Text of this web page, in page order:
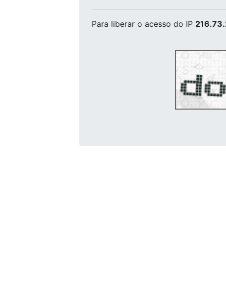
Para liberar o acesso do IP